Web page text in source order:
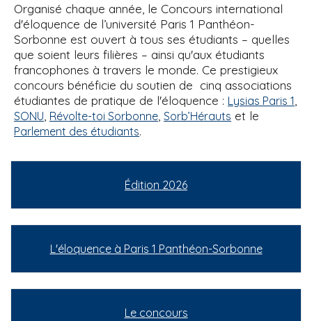
Organisé chaque année, le Concours international
d'éloquence de l’université Paris 1 Panthéon-
Sorbonne est ouvert à tous ses étudiants – quelles
que soient leurs filières – ainsi qu'aux étudiants
francophones à travers le monde. Ce prestigieux
concours bénéficie du soutien de cinq associations
étudiantes de pratique de l'éloquence : Lysias Paris 1
SONU Révolte-toi Sorbonne Sorb’Hérauts et le
Parlement des étudiants.
Édition 2026
L'éloquence à Paris 1 Panthéon-Sorbonne
Le concours